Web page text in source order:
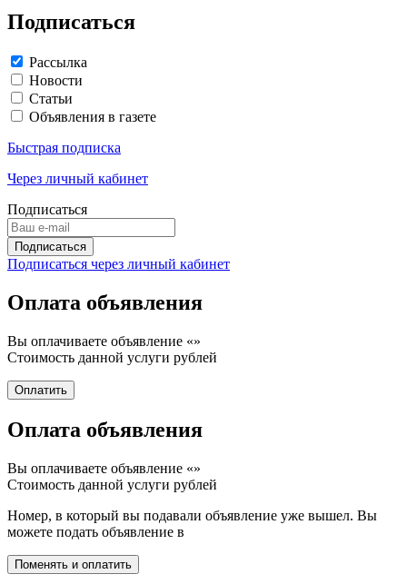
Подписаться
Рассылка
Новости
Статьи
Объявления в газете
Быстрая подписка
Через личный кабинет
Подписаться
Подписаться через личный кабинет
Оплата объявления
Вы оплачиваете объявление «»
Стоимость данной услуги рублей
Оплата объявления
Вы оплачиваете объявление «»
Стоимость данной услуги рублей
Номер, в который вы подавали объявление уже вышел. Вы
можете подать объявление в